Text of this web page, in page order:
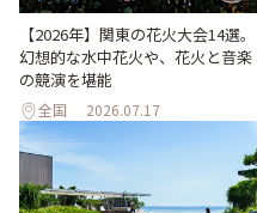
【2026年】関東の花火大会14選。
幻想的な水中花火や、花火と音楽
の競演を堪能
全国 2026.07.17